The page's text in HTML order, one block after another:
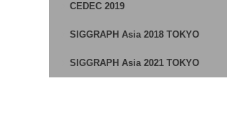
CEDEC 2019
SIGGRAPH Asia 2018 TOKYO
SIGGRAPH Asia 2021 TOKYO